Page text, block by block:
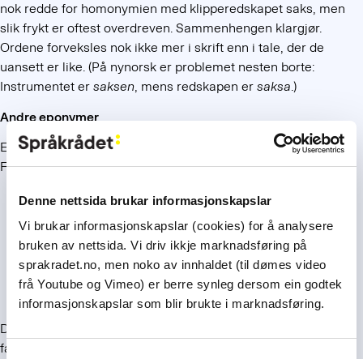
Denne nettsida brukar informasjonskapslar
Vi brukar informasjonskapslar (cookies) for å analysere
bruken av nettsida. Vi driv ikkje marknadsføring på
sprakradet.no, men noko av innhaldet (til dømes video
frå Youtube og Vimeo) er berre synleg dersom ein godtek
informasjonskapslar som blir brukte i marknadsføring.
nok redde for homonymien med klipperedskapet saks, men
slik frykt er oftest overdreven. Sammenhengen klargjør.
Ordene forveksles nok ikke mer i skrift enn i tale, der de
uansett er like. (På nynorsk er problemet nesten borte:
Instrumentet er saksen, mens redskapen er saksa.)
Andre eponymer
En god del ord er eponymer, det vi si laget av egennavn.
Forutensaksofonkan disse nevnes her:
fuksia(etter den tyske botanikeren Leonard Fuchs)
nikotin
(etter franskmannen Jean Nicot)
giljotin
(etter franskmannen Joseph Ignace Guillotin)
silhuett (etter franskmannen Étienne de Silhouette)
makadam
(etter skotten J.L. McAdam)
susafon
(etter amerikaneren J.Ph. Sousa)
Det er ikke rart om de som har spesialkunnskap om et
fagområde og dermed kjenner til den aktuelle